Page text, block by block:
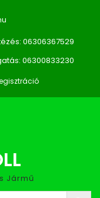
06306367529
06300833230
Jármű